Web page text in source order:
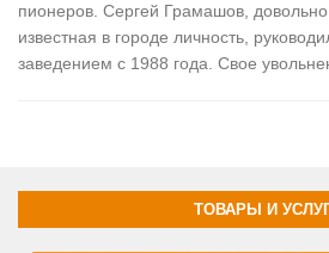
пионеров. Сергей Грамашов, довольно
известная в городе личность,
заведением с 1988 года. Свое
ТОВАРЫ И